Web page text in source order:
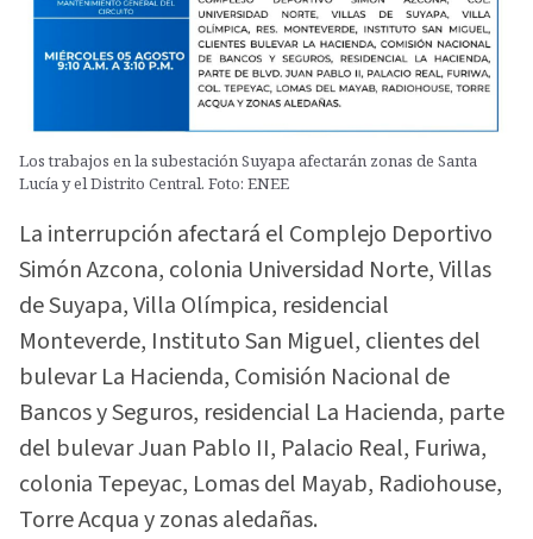
Los trabajos en la subestación Suyapa afectarán zonas de Santa
Lucía y el Distrito Central. Foto: ENEE
La interrupción afectará el Complejo Deportivo
Simón Azcona, colonia Universidad Norte, Villas
de Suyapa, Villa Olímpica, residencial
Monteverde, Instituto San Miguel, clientes del
bulevar La Hacienda, Comisión Nacional de
Bancos y Seguros, residencial La Hacienda, parte
del bulevar Juan Pablo II, Palacio Real, Furiwa,
colonia Tepeyac, Lomas del Mayab, Radiohouse,
Torre Acqua y zonas aledañas.